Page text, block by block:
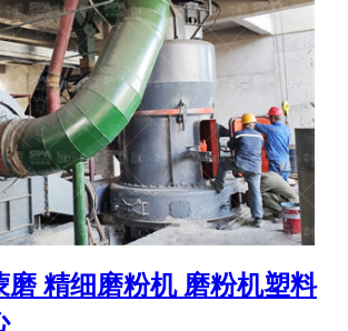
磨 精细磨粉机 磨粉机塑料